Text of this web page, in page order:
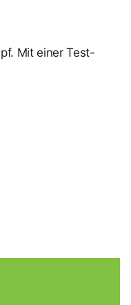
Mit einer Test-